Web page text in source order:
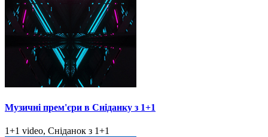
Музичні прем'єри в Сніданку з 1+1
1+1 video, Сніданок з 1+1